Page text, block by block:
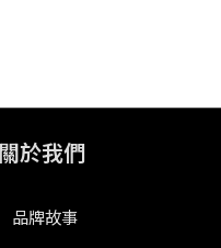
關於我們
品牌故事